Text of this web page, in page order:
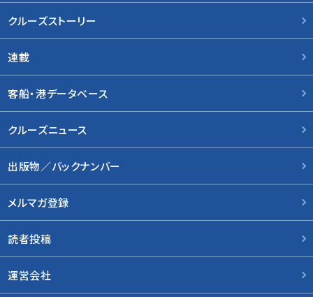
クルーズストーリー
連載
客船・港データベース
クルーズニュース
出版物／バックナンバー
メルマガ登録
読者投稿
運営会社